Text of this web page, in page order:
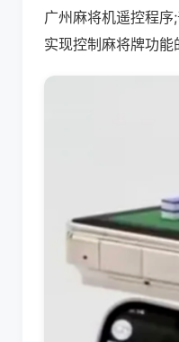
广州麻将机遥控程
实现控制麻将牌功能